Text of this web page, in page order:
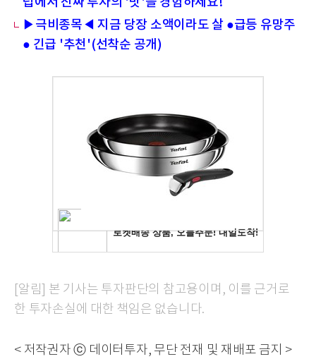
▶극비종목◀ 지금 당장 소액이라도 살 ●급등 유망주
● 긴급 '추천'(선착순 공개)
[알림] 본 기사는 투자판단의 참고용이며, 이를 근거로
한 투자손실에 대한 책임은 없습니다.
< 저작권자 ⓒ 데이터투자, 무단 전재 및 재배포 금지 >